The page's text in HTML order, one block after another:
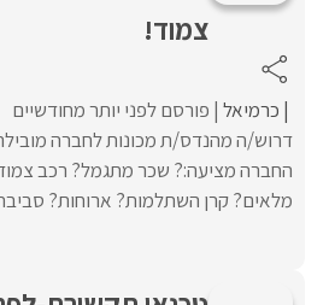
צמוד!
כרמיאל פורסם לפני יותר מחודשיים
דרוש/ה מהנדס/ת מכונות לחברה
החברה מציעה:? שכר מתגמל? רכב
מלאים? קרן השתלמות? ארוחות?